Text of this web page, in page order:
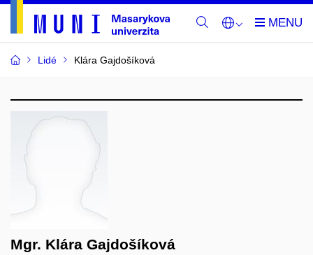
Lidé Klára Gajdošíková
Mgr. Klára Gajdošíková